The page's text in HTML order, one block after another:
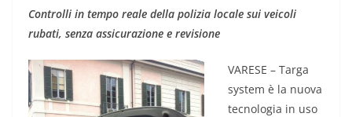
Controlli in tempo reale della polizia locale sui veicoli
rubati, senza assicurazione e revisione
VARESE – Targa
system è la nuova
tecnologia in uso